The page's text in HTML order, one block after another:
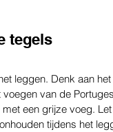
tegels
leggen. Denk aan
van de
een grijze voeg.
tijdens het